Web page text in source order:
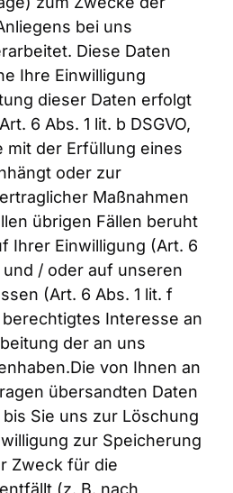
bei uns
Diese Daten
Ihre Einwilligung
dieser Daten erfolgt
6 Abs. 1 lit. b DSGVO,
mit der Erfüllung eines
oder zur
Maßnahmen
übrigen Fällen beruht
Ihrer Einwilligung (Art. 6
und / oder auf unseren
(Art. 6 Abs. 1 lit. f
berechtigtes Interesse an
der an uns
von Ihnen an
übersandten Daten
Sie uns zur Löschung
zur Speicherung
Zweck für die
(z. B. nach